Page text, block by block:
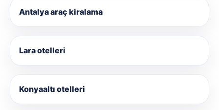
Antalya araç kiralama
Lara otelleri
Konyaaltı otelleri